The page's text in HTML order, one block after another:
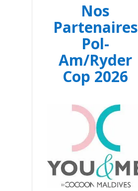
Nos
Partenaires
Pol-
Am/Ryder
Cop 2026